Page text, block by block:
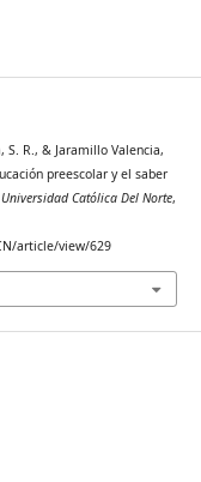
R., & Jaramillo Valencia,
preescolar y el saber
Católica Del Norte,
article/view/629